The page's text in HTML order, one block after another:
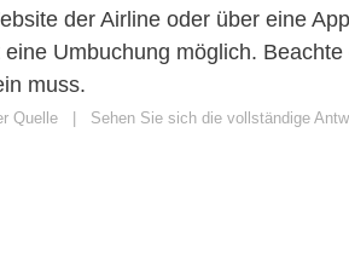
der Airline oder über eine
Umbuchung möglich.
muss.
Quelle Sehen Sie sich die vollständige